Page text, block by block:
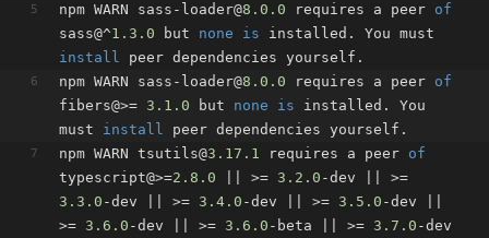
npm WARN sass-loader@8.0 .0 requires a peer of
sass@^1.3 .0 but none is
install peer dependencies yourself.
npm WARN sass-loader@8.0 .0 requires a peer of
fibers@>= 3.1 .0 but none is installed. You
must install peer dependencies yourself.
npm WARN tsutils@3.17 .1 requires a peer of
typescript@>=2.8 .0 || >= 3.2 .0
3.3 .0 -dev || >= 3.4 .0 -dev || >= 3.5 .0 -dev ||
>= 3.6 .0 -dev || >= 3.6 .0 -beta || >= 3.7 .0 -dev